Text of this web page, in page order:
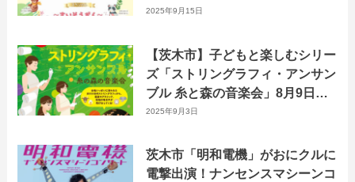
シャル〜すいそうがく〜』10月
2025年9月15日
【茨木市】子どもと楽しむシリー
ズ「ストリングラフィ・アンサン
ブル 糸と森の音楽会」8月9日に
おにクルで開催！
2025年9月3日
茨木市「明和電機」がおにクルに
電撃出演！ナンセンスマシーンコ